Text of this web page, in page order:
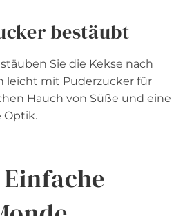
bestäubt
Sie die Kekse nach
leicht mit Puderzucker für
Hauch von Süße und eine
Optik.